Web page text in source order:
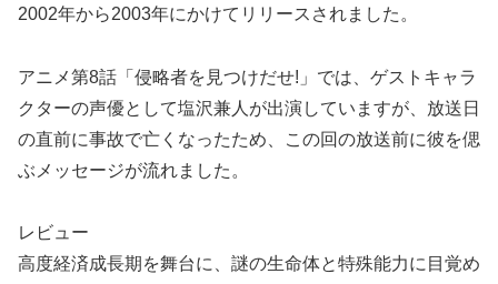
2002年から2003年にかけてリリースされました。
アニメ第8話「侵略者を見つけだせ!」では、ゲストキャラ
クターの声優として塩沢兼人が出演していますが、放送日
の直前に事故で亡くなったため、この回の放送前に彼を偲
ぶメッセージが流れました。
️レビュー️
高度経済成長期を舞台に、謎の生命体と特殊能力に目覚め